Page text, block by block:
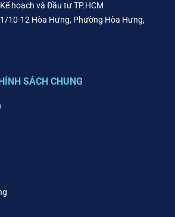
hoạch và Đầu tư TP.HCM
10-12 Hòa Hưng, Phường Hòa Hưng,
SÁCH CHUNG